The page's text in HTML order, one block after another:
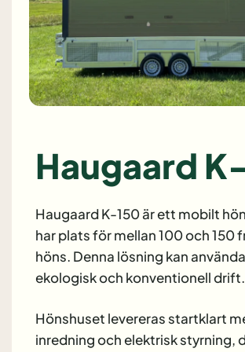
Haugaard
Haugaard K-150 är ett mobilt
har plats för mellan 100 och 150
höns. Denna lösning kan
ekologisk och konventionell drift.
Hönshuset levereras startklart
inredning och elektrisk styrning,